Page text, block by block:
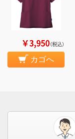
￥3,950（税込）
カゴへ